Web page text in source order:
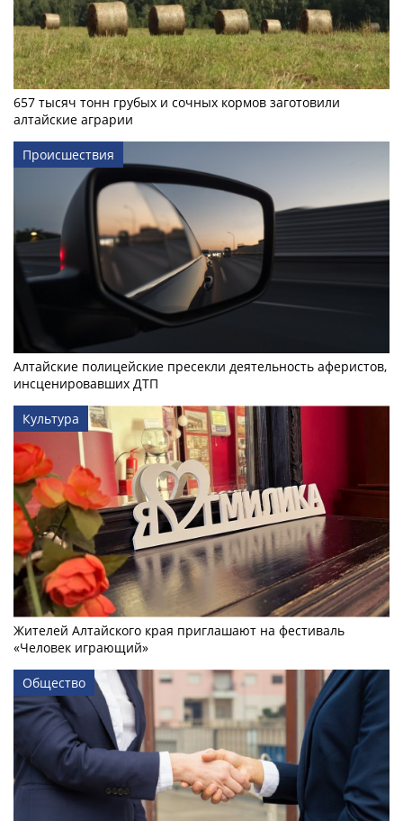
657 тысяч тонн грубых и сочных кормов заготовили
алтайские аграрии
Происшествия
Алтайские полицейские пресекли деятельность аферистов,
инсценировавших ДТП
Культура
Жителей Алтайского края приглашают на фестиваль
«Человек играющий»
Общество